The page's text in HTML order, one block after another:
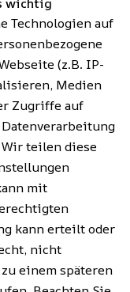
Technologien auf
(z.B. IP-
Medien
Zugriffe auf
teilen diese
mit
kann erteilt oder
nicht
einem späteren
|
|
|